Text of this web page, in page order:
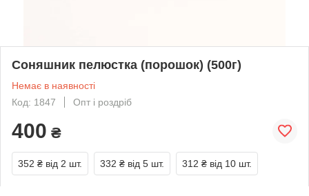
Соняшник пелюстка (порошок) (500г)
Немає в наявності
Код: 1847
Опт і роздріб
400 ₴
352 ₴ від 2 шт. 332 ₴ від 5 шт. 312 ₴ від 10 шт.